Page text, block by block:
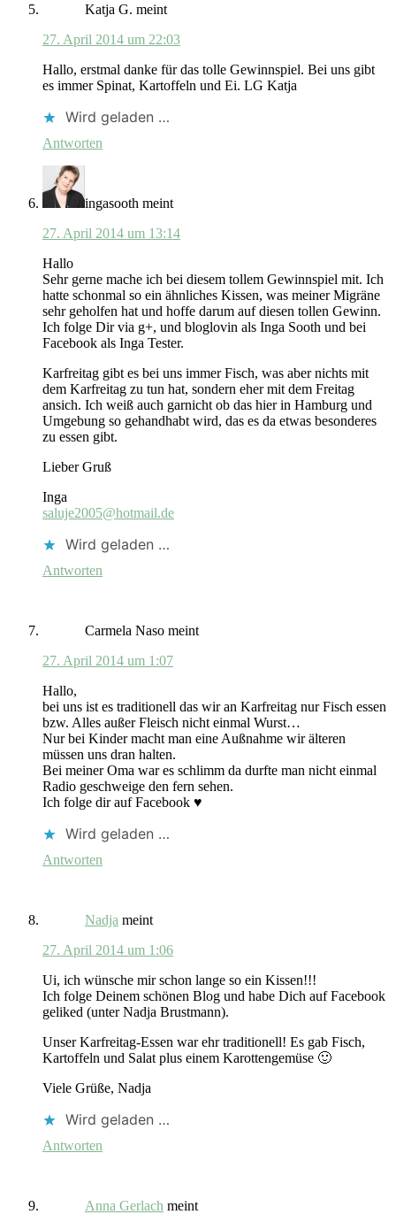
Katja G. meint
27. April 2014 um 22:03
Hallo, erstmal danke für das tolle Gewinnspiel. Bei uns gibt
es immer Spinat, Kartoffeln und Ei. LG Katja
Wird geladen …
Antworten
ingasooth meint
27. April 2014 um 13:14
Hallo
Sehr gerne mache ich bei diesem tollem Gewinnspiel mit. Ich
hatte schonmal so ein ähnliches Kissen, was meiner Migräne
sehr geholfen hat und hoffe darum auf diesen tollen Gewinn.
Ich folge Dir via g+, und bloglovin als Inga Sooth und bei
Facebook als Inga Tester.
Karfreitag gibt es bei uns immer Fisch, was aber nichts mit
dem Karfreitag zu tun hat, sondern eher mit dem Freitag
ansich. Ich weiß auch garnicht ob das hier in Hamburg und
Umgebung so gehandhabt wird, das es da etwas besonderes
zu essen gibt.
Lieber Gruß
Inga
saluje2005@hotmail.de
Wird geladen …
Antworten
Carmela Naso meint
27. April 2014 um 1:07
Hallo,
bei uns ist es traditionell das wir an Karfreitag nur Fisch essen
bzw. Alles außer Fleisch nicht einmal Wurst…
Nur bei Kinder macht man eine Außnahme wir älteren
müssen uns dran halten.
Bei meiner Oma war es schlimm da durfte man nicht einmal
Radio geschweige den fern sehen.
Ich folge dir auf Facebook ♥
Wird geladen …
Antworten
Nadja meint
27. April 2014 um 1:06
Ui, ich wünsche mir schon lange so ein Kissen!!!
Ich folge Deinem schönen Blog und habe Dich auf Facebook
geliked (unter Nadja Brustmann).
Unser Karfreitag-Essen war ehr traditionell! Es gab Fisch,
Kartoffeln und Salat plus einem Karottengemüse 🙂
Viele Grüße, Nadja
Wird geladen …
Antworten
Anna Gerlach meint